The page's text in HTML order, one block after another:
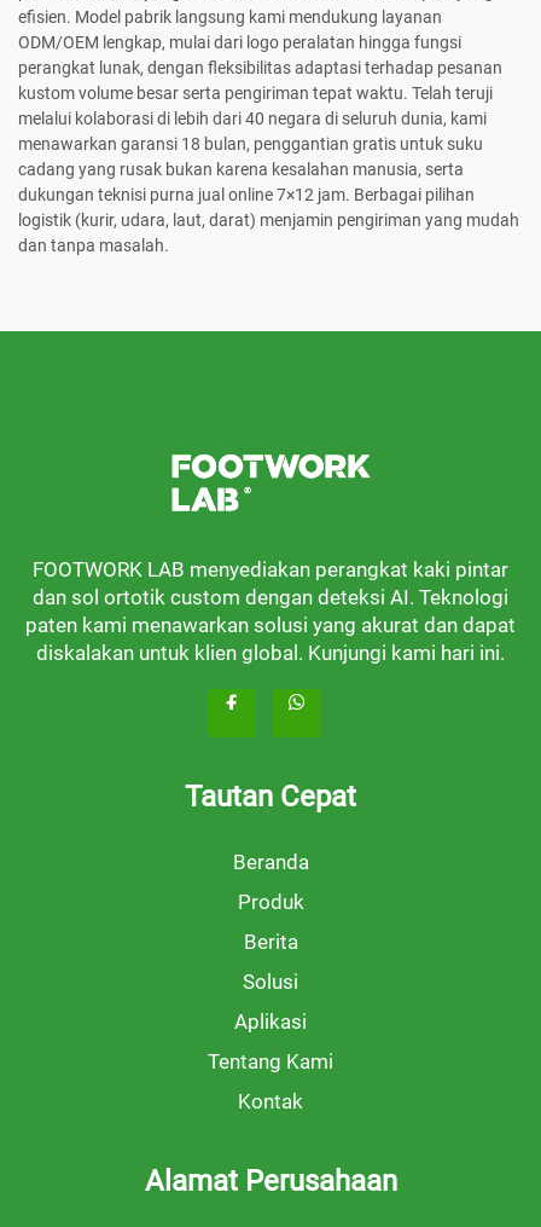
efisien. Model pabrik langsung kami mendukung layanan
ODM/OEM lengkap, mulai dari logo peralatan hingga fungsi
perangkat lunak, dengan fleksibilitas adaptasi terhadap pesanan
kustom volume besar serta pengiriman tepat waktu. Telah teruji
melalui kolaborasi di lebih dari 40 negara di seluruh dunia, kami
menawarkan garansi 18 bulan, penggantian gratis untuk suku
cadang yang rusak bukan karena kesalahan manusia, serta
dukungan teknisi purna jual online 7×12 jam. Berbagai pilihan
logistik (kurir, udara, laut, darat) menjamin pengiriman yang mudah
dan tanpa masalah.
FOOTWORK LAB menyediakan perangkat kaki pintar
dan sol ortotik custom dengan deteksi AI. Teknologi
paten kami menawarkan solusi yang akurat dan dapat
diskalakan untuk klien global. Kunjungi kami hari ini.
Tautan Cepat
Beranda
Produk
Berita
Solusi
Aplikasi
Tentang Kami
Kontak
Alamat Perusahaan